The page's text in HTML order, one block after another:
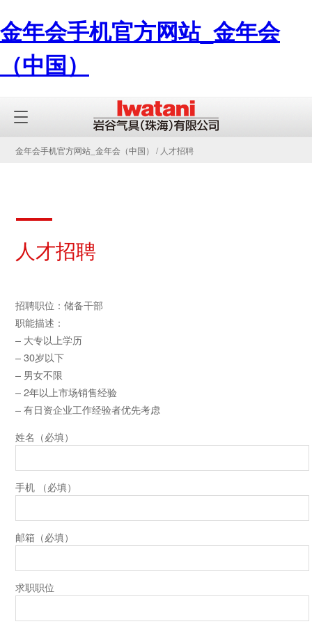
金年会手机官方网站_金年会
（中国）
金年会手机官方网站_金年会（中国） / 人才招聘
人才招聘
招聘职位：储备干部
职能描述：
– 大专以上学历
– 30岁以下
– 男女不限
– 2年以上市场销售经验
– 有日资企业工作经验者优先考虑
姓名（必填）
手机 （必填）
邮箱（必填）
求职职位